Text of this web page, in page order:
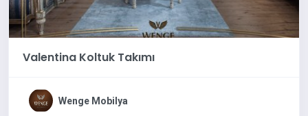
Valentina Koltuk Takımı
Wenge Mobilya